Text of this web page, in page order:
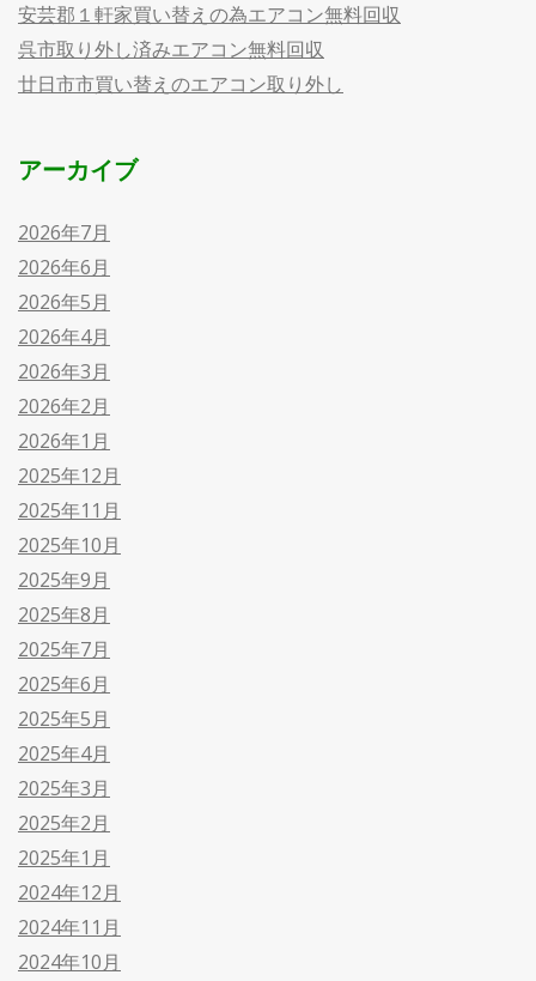
安芸郡１軒家買い替えの為エアコン無料回収
呉市取り外し済みエアコン無料回収
廿日市市買い替えのエアコン取り外し
アーカイブ
2026年7月
2026年6月
2026年5月
2026年4月
2026年3月
2026年2月
2026年1月
2025年12月
2025年11月
2025年10月
2025年9月
2025年8月
2025年7月
2025年6月
2025年5月
2025年4月
2025年3月
2025年2月
2025年1月
2024年12月
2024年11月
2024年10月